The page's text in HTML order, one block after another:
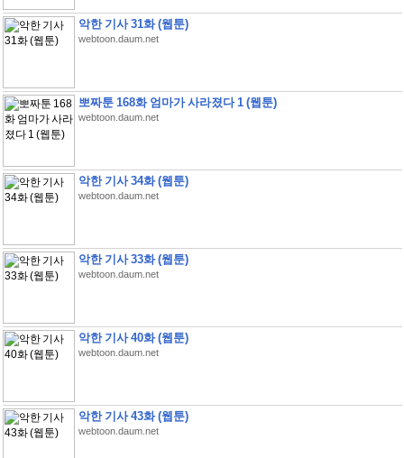
악한 기사 31화 (웹툰)
webtoon.daum.net
뽀짜툰 168화 엄마가 사라졌다 1 (웹툰)
webtoon.daum.net
악한 기사 34화 (웹툰)
webtoon.daum.net
악한 기사 33화 (웹툰)
webtoon.daum.net
악한 기사 40화 (웹툰)
webtoon.daum.net
악한 기사 43화 (웹툰)
webtoon.daum.net